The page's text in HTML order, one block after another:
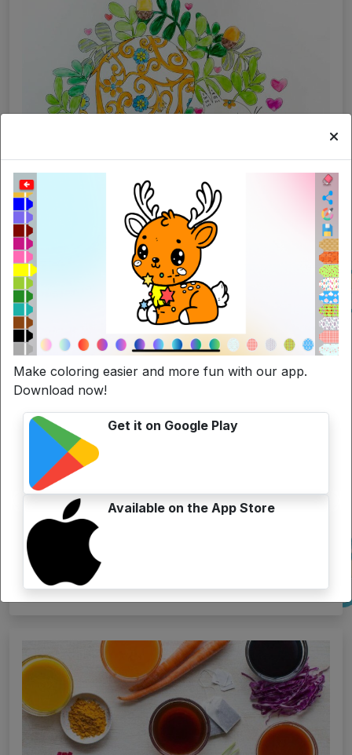
La semplicità del colorare
Come colorare la tua strada durante le folli vacanze
Make coloring easier and more fun with our app.
Download now!
Get it on Google Play
Available on the App Store